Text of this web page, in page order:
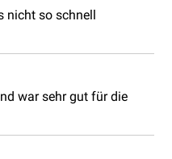
nicht so schnell
war sehr gut für die